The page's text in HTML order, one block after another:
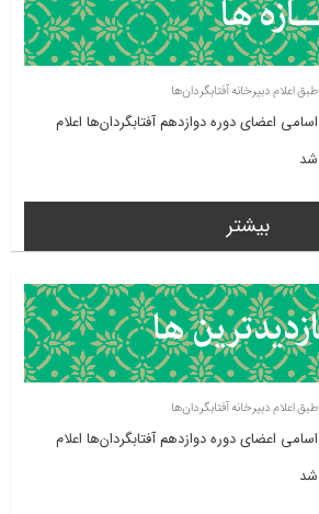
طبق اعلام دبیرخانه آفتابگردان‌ها
اسامی اعضای دوره دوازدهم آفتابگردان‌ها اعلام
شد
بیشتر
طبق اعلام دبیرخانه آفتابگردان‌ها
اسامی اعضای دوره دوازدهم آفتابگردان‌ها اعلام
شد